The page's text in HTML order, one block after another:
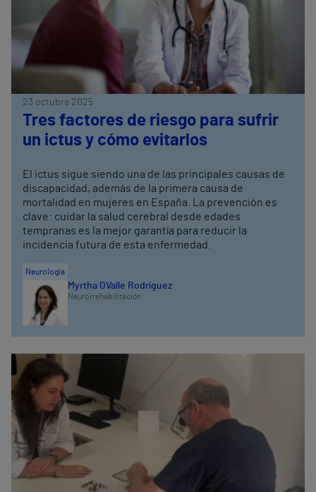
23 octubre 2025
Tres factores de riesgo para sufrir
un ictus y cómo evitarlos
El ictus sigue siendo una de las principales causas de
discapacidad, además de la primera causa de
mortalidad en mujeres en España. La prevención es
clave: cuidar la salud cerebral desde edades
tempranas es la mejor garantía para reducir la
incidencia futura de esta enfermedad.
Neurología
Myrtha O´Valle Rodríguez
Neurorrehabilitación